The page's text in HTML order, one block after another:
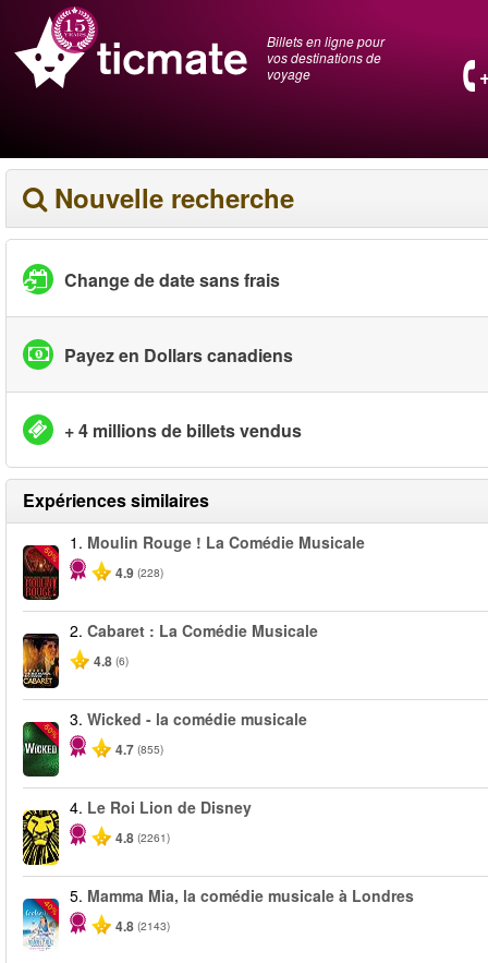
Billets en ligne pour
vos destinations de
voyage
Nouvelle recherche
Change de date sans frais
Payez en Dollars canadiens
+ 4 millions de billets vendus
Expériences similaires
-50%
1. Moulin Rouge ! La Comédie Musicale
4.9 (228)
2. Cabaret : La Comédie Musicale
4.8 (6)
-50%
3. Wicked - la comédie musicale
4.7 (855)
4. Le Roi Lion de Disney
4.8 (2261)
-40%
5. Mamma Mia, la comédie musicale à Londres
4.8 (2143)